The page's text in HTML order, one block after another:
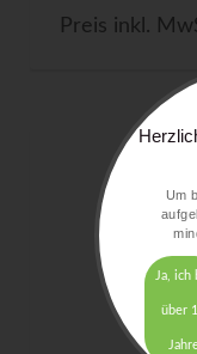
Preis inkl.
Um
Ja, ich
über